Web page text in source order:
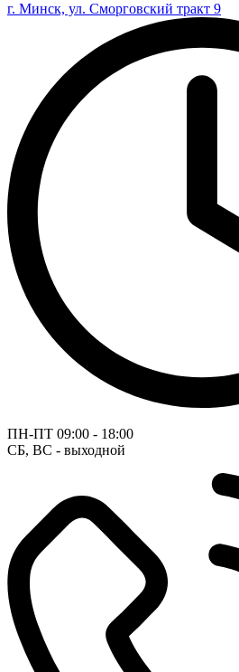
г. Минск, ул. Сморговский тракт 9
ПН-ПТ 09:00 - 18:00
СБ, ВС - выходной